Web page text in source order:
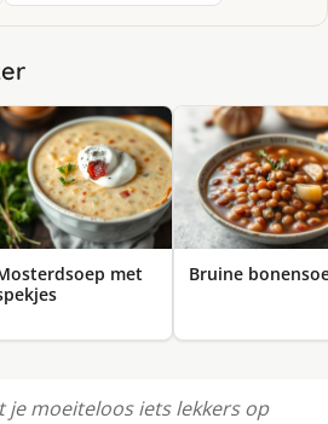
met
Bruine
je moeiteloos iets lekkers op